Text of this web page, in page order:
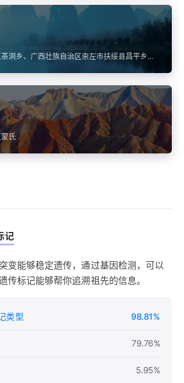
洞乡、广西壮族自治区崇左市扶绥县昌平乡蒙
氏
记
变能够稳定遗传，通过基因检测，可以
传标记能够帮你追溯祖先的信息。
类型 98.81%
79.76%
5.95%